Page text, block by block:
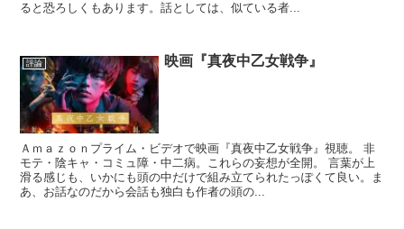
ると恐ろしくもあります。話としては、似ている者...
評論 映画『真夜中乙女戦争』
Ａｍａｚｏｎプライム・ビデオで映画『真夜中乙女戦争』視聴。 非
モテ・陰キャ・コミュ障・中二病。これらの妄想が全開。 言葉が上
滑る感じも、いかにも頭の中だけで組み立てられたっぽくて良い。ま
あ、お話なのだから会話も独白も作者の頭の...